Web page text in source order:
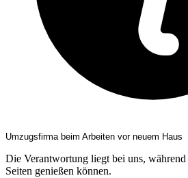
Umzugsfirma beim Arbeiten vor neuem Haus
Die Verantwortung liegt bei uns, während
Seiten genießen können.